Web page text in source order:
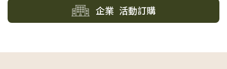
企業 活動訂購